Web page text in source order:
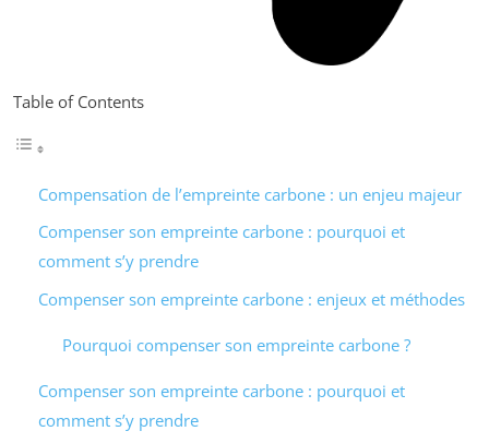
Table of Contents
Compensation de l’empreinte carbone : un enjeu majeur
Compenser son empreinte carbone : pourquoi et
comment s’y prendre
Compenser son empreinte carbone : enjeux et méthodes
Pourquoi compenser son empreinte carbone ?
Compenser son empreinte carbone : pourquoi et
comment s’y prendre